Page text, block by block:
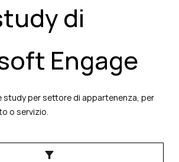
di
Engage
study per settore di appartenenza, per
o servizio.